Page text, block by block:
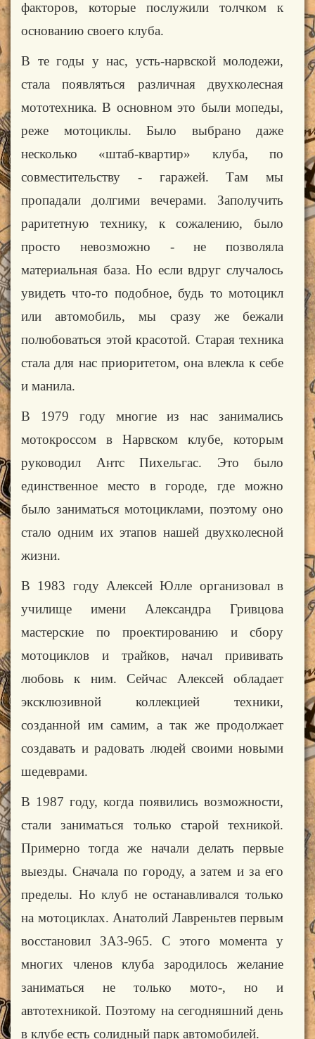
факторов, которые
послужили толчком к
основанию своего клуба.
В те годы у нас, усть-нарвской молодежи,
стала появляться различная двухколесная
мототехника. В основном это были мопеды,
реже мотоциклы. Было выбрано даже
несколько «штаб-квартир» клуба, по
совместительству - гаражей. Там мы
пропадали долгими вечерами. Заполучить
раритетную технику, к сожалению, было
просто невозможно - не позволяла
материальная база. Но если вдруг случалось
увидеть что-то подобное, будь то мотоцикл
или автомобиль, мы сразу же бежали
полюбоваться этой красотой. Старая техника
стала для нас приоритетом, она влекла к себе
и манила.
В 1979 году многие из нас занимались
мотокроссом в Нарвском клубе, которым
руководил Антс Пихельгас. Это было
единственное место в городе, где можно
было заниматься мотоциклами, поэтому оно
стало одним их этапов нашей двухколесной
жизни.
В 1983 году Алексей Юлле организовал в
училище имени Александра Гривцова
мастерские по проектированию и сбору
мотоциклов и трайков, начал прививать
любовь к ним. Сейчас Алексей обладает
эксклюзивной коллекцией техники,
созданной им самим, а так же продолжает
создавать и радовать людей своими новыми
шедеврами.
В 1987 году, когда появились возможности,
стали заниматься только старой техникой.
Примерно тогда же начали делать первые
выезды. Сначала по городу, а затем и за его
пределы. Но клуб не останавливался только
на мотоциклах. Анатолий Лавреньтев первым
восстановил ЗАЗ-965. С этого момента у
многих членов клуба зародилось желание
заниматься не только мото-, но и
автотехникой. Поэтому на сегодняшний день
в клубе есть солидный парк автомобилей.